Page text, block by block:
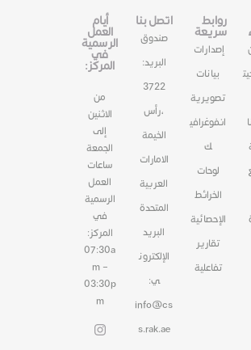
روابط
سريعة
إصدارات
بيانات
تصويرية
انفوغرافي
ك
لوحات
الخرائط
الإحصائية
تقارير
تفاعلية
اتصل بنا
صندوق
البريد:
3722
،رأس
الخيمة
الامارات
العربية
المتحدة
البريد
الإلكترون
ي:
info@cs
s.rak.ae
أيام
العمل
الرسمية
في
المركز:
من
الاثنين
إلى
الجمعة
ساعات
العمل
الرسمية
في
المركز:
07:30a
m –
03:30p
m